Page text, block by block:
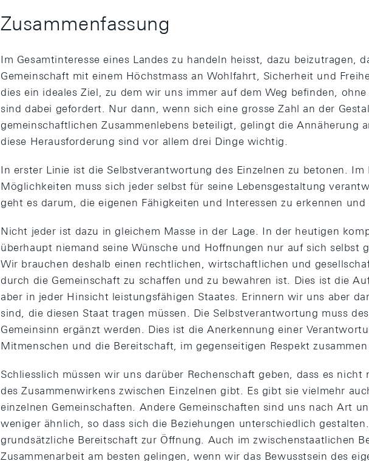
Zusammenfassung
Im Gesamtinteresse eines Landes zu handeln heisst, dazu beizutragen,
Gemeinschaft mit einem Höchstmass an Wohlfahrt, Sicherheit und
dies ein ideales Ziel, zu dem wir uns immer auf dem Weg befinden,
sind dabei gefordert. Nur dann, wenn sich eine grosse Zahl an der
gemeinschaftlichen Zusammenlebens beteiligt, gelingt die Annäherung
diese Herausforderung sind vor allem drei Dinge wichtig.
In erster Linie ist die Selbstverantwortung des Einzelnen zu betonen. Im
Möglichkeiten muss sich jeder selbst für seine Lebensgestaltung
geht es darum, die eigenen Fähigkeiten und Interessen zu erkennen
Nicht jeder ist dazu in gleichem Masse in der Lage. In der heutigen
überhaupt niemand seine Wünsche und Hoffnungen nur auf sich selbst
Wir brauchen deshalb einen rechtlichen, wirtschaftlichen und
durch die Gemeinschaft zu schaffen und zu bewahren ist. Dies ist die
aber in jeder Hinsicht leistungsfähigen Staates. Erinnern wir uns aber
sind, die diesen Staat tragen müssen. Die Selbstverantwortung muss
Gemeinsinn ergänzt werden. Dies ist die Anerkennung einer
Mitmenschen und die Bereitschaft, im gegenseitigen Respekt
Schliesslich müssen wir uns darüber Rechenschaft geben, dass es
des Zusammenwirkens zwischen Einzelnen gibt. Es gibt sie vielmehr
einzelnen Gemeinschaften. Andere Gemeinschaften sind uns nach Art
weniger ähnlich, so dass sich die Beziehungen unterschiedlich
grundsätzliche Bereitschaft zur Öffnung. Auch im zwischenstaatlichen
Zusammenarbeit am besten gelingen, wenn wir das Bewusstsein des